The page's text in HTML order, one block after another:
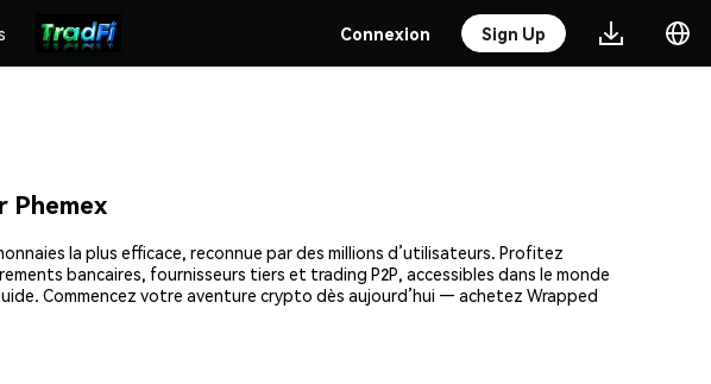
Connexion Sign Up
Phemex
la plus efficace, reconnue par des millions d’utilisateurs. Profitez
bancaires, fournisseurs tiers et trading P2P, accessibles dans le monde
Commencez votre aventure crypto dès aujourd’hui — achetez Wrapped